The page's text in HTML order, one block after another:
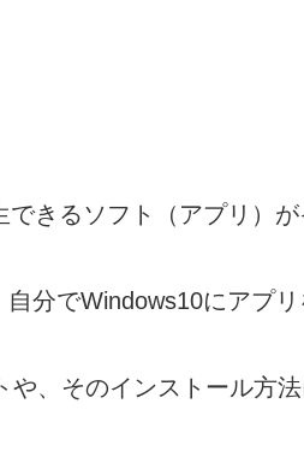
きるソフト（アプリ）
分でWindows10にアプ
、そのインストール方